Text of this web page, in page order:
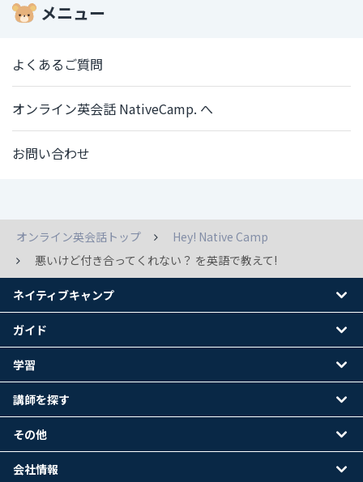
メニュー
よくあるご質問
オンライン英会話 NativeCamp. へ
お問い合わせ
オンライン英会話トップ
Hey! Native Camp
悪いけど付き合ってくれない？ を英語で教えて!
ネイティブキャンプ
ガイド
学習
講師を探す
その他
会社情報